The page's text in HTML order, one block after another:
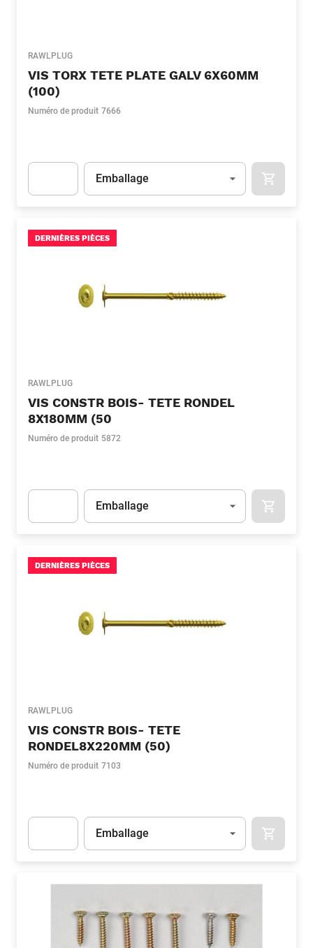
RAWLPLUG
VIS TORX TETE PLATE GALV 6X60MM
(100)
Numéro de produit 7666
Unité
Emballage
DERNIÈRES PIÈCES
RAWLPLUG
VIS CONSTR BOIS- TETE RONDEL
8X180MM (50
Numéro de produit 5872
Unité
Emballage
DERNIÈRES PIÈCES
RAWLPLUG
VIS CONSTR BOIS- TETE
RONDEL8X220MM (50)
Numéro de produit 7103
Unité
Emballage